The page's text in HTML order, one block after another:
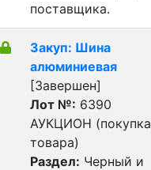
поставщика.
Закуп: Шина
алюминиевая
[Завершен]
Лот №: 6390
АУКЦИОН (покупка
товара)
Раздел: Черный и